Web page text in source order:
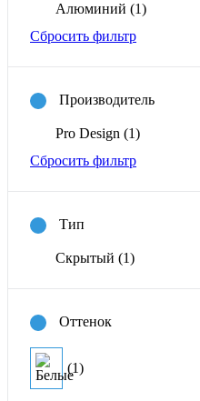
Алюминий (1)
Сбросить фильтр
Производитель
Pro Design (1)
Сбросить фильтр
Тип
Скрытый (1)
Оттенок
(1)